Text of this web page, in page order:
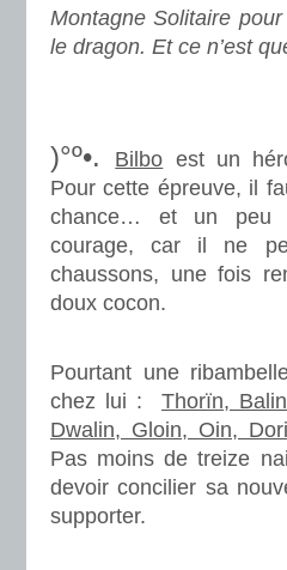
Montagne Solitaire
le dragon. Et ce n’est
)°º•. Bilbo est un
Pour cette épreuve, il
chance… et un peu
courage, car il ne
chaussons, une fois
doux cocon.
Pourtant une
chez lui : Thorïn,
Dwalin, Gloin, Oin,
Pas moins de treize
devoir concilier sa
supporter.